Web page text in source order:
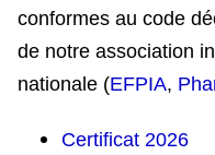
conformes au code
de notre association
nationale (EFPIA,
Certificat 2026